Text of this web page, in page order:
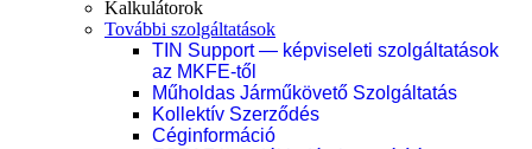
Kalkulátorok
További szolgáltatások
TIN Support — képviseleti szolgáltatások
az MKFE-től
Műholdas Járműkövető Szolgáltatás
Kollektív Szerződés
Céginformáció